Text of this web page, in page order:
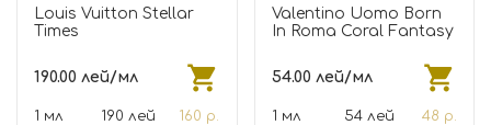
Louis Vuitton Stellar
Times
190.00 лей/мл
1 мл 190 лей
160 р.
Valentino Uomo Born
In Roma Coral Fantasy
54.00 лей/мл
1 мл 54 лей
48 р.